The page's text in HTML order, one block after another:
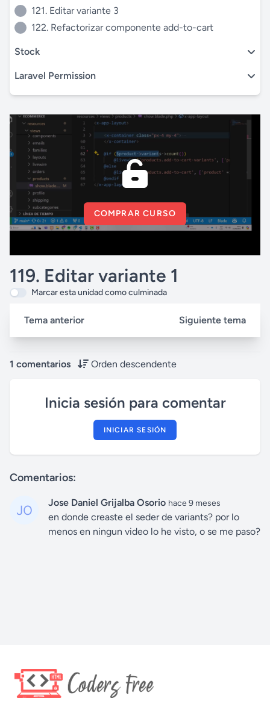
COMPRAR CURSO
119. Editar variante 1
Marcar esta unidad como culminada
Tema anterior Siguiente tema
1 comentarios Orden descendente
Inicia sesión para comentar
INICIAR SESIÓN
Comentarios:
Jose Daniel Grijalba Osorio hace 9 meses
en donde creaste el seder de variants? por lo
menos en ningun video lo he visto, o se me paso?
121. Editar variante 3
122. Refactorizar componente add-to-cart
Stock
Laravel Permission